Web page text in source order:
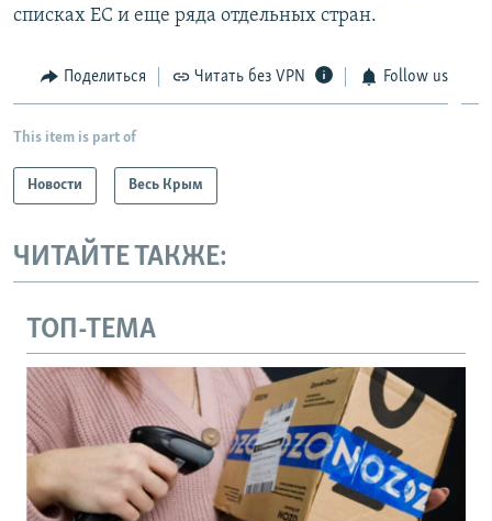
списках ЕС и еще ряда отдельных стран.
Поделиться Читать без VPN Follow us
This item is part of
Новости Весь Крым
ЧИТАЙТЕ ТАКЖЕ:
ТОП-ТЕМА